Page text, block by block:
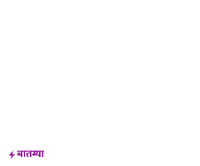
बातम्या